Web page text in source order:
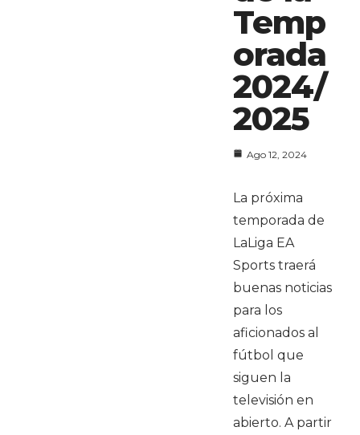
Temp
orada
2024/
2025
Ago 12, 2024
La próxima
temporada de
LaLiga EA
Sports traerá
buenas noticias
para los
aficionados al
fútbol que
siguen la
televisión en
abierto. A partir